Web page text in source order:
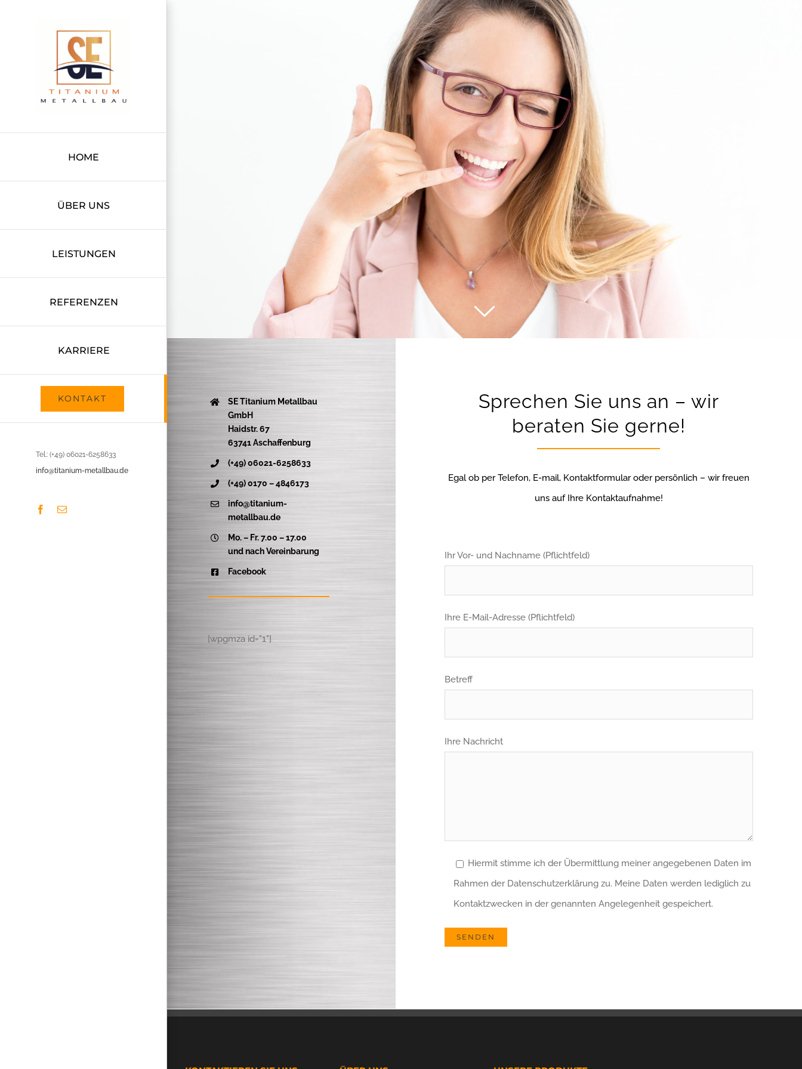
HOME
ÜBER UNS
LEISTUNGEN
REFERENZEN
KARRIERE
KONTAKT
Tel.: (+49) 06021-6258633
info@titanium-metallbau.de
Facebook
E-
SE Titanium Metallbau
GmbH
Haidstr. 67
63741 Aschaffenburg
(+49) 06021-6258633
(+49) 0170 – 4846173
info@titanium-
metallbau.de
Mo. – Fr. 7.00 – 17.00
und nach Vereinbarung
Facebook
[wpgmza id="1"]
Sprechen Sie uns an – wir
beraten Sie gerne!
Egal ob per Telefon, E-mail, Kontaktformular oder persönlich – wir freuen
uns auf Ihre Kontaktaufnahme!
Ihr Vor- und Nachname (Pflichtfeld)
Ihre E-Mail-Adresse (Pflichtfeld)
Betreff
Ihre Nachricht
Hiermit stimme ich der Übermittlung meiner angegebenen Daten im
Rahmen der Datenschutzerklärung zu. Meine Daten werden lediglich zu
Kontaktzwecken in der genannten Angelegenheit gespeichert.